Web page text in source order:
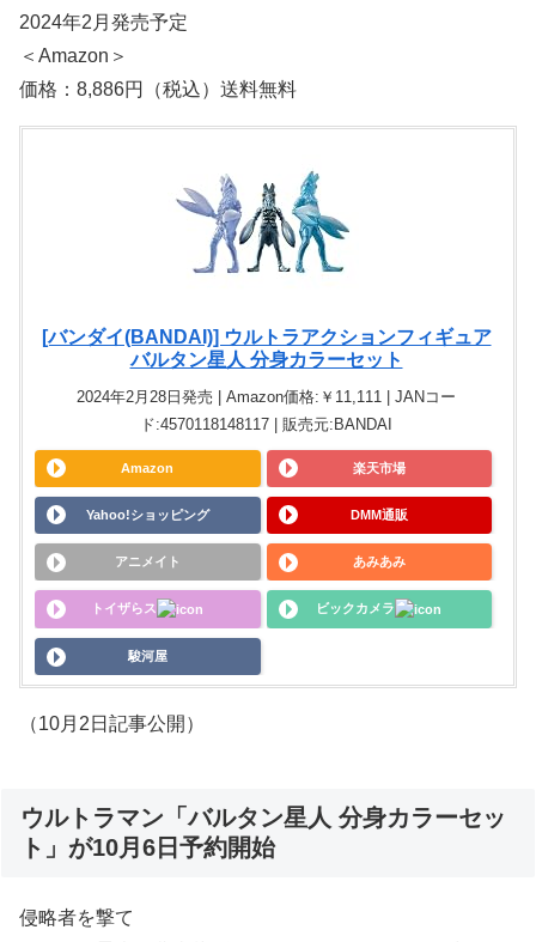
2024年2月発売予定
＜Amazon＞
価格：8,886円（税込）送料無料
[バンダイ(BANDAI)] ウルトラアクションフィギュア
バルタン星人 分身カラーセット
2024年2月28日発売 | Amazon価格:￥11,111 | JANコー
ド:4570118148117 | 販売元:BANDAI
Amazon 楽天市場
Yahoo!ショッピング DMM通販
アニメイト あみあみ
トイザらス ビックカメラ
駿河屋
（10月2日記事公開）
ウルトラマン「バルタン星人 分身カラーセッ
ト」が10月6日予約開始
侵略者を撃て